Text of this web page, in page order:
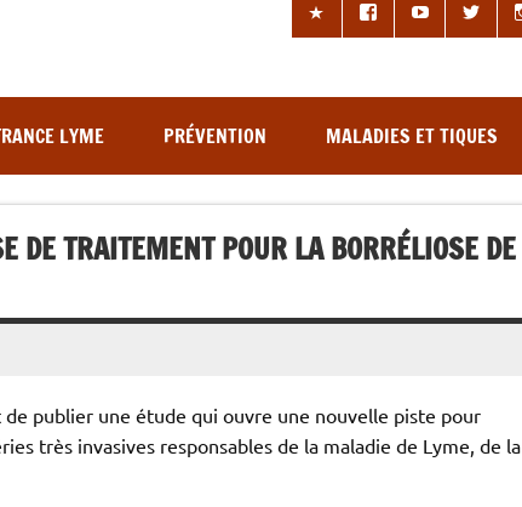
LYME PRÉVENTION MALADIES ET TIQUES
DE TRAITEMENT POUR LA BORRÉLIOSE DE
publier une étude qui ouvre une nouvelle piste pour
très invasives responsables de la maladie de Lyme, de la